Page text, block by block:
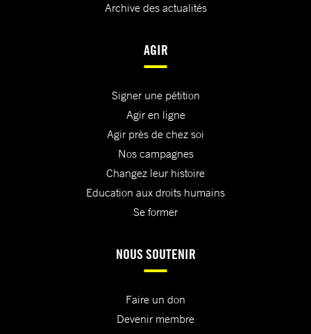
Archive des actualités
AGIR
Signer une pétition
Agir en ligne
Agir près de chez soi
Nos campagnes
Changez leur histoire
Education aux droits humains
Se former
NOUS SOUTENIR
Faire un don
Devenir membre